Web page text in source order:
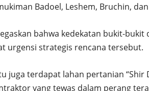
Badoel, Leshem, Bruchin, dan
bahwa kedekatan bukit-bukit
urgensi strategis rencana tersebut.
juga terdapat lahan pertanian
yang tewas dalam perang